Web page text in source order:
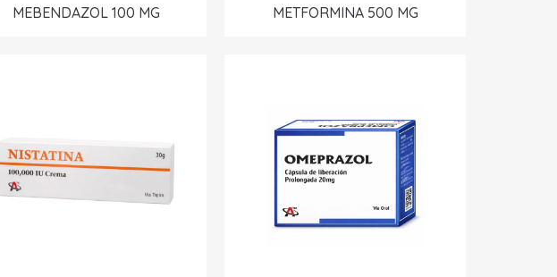
MEBENDAZOL 100 MG METFORMINA 500 MG